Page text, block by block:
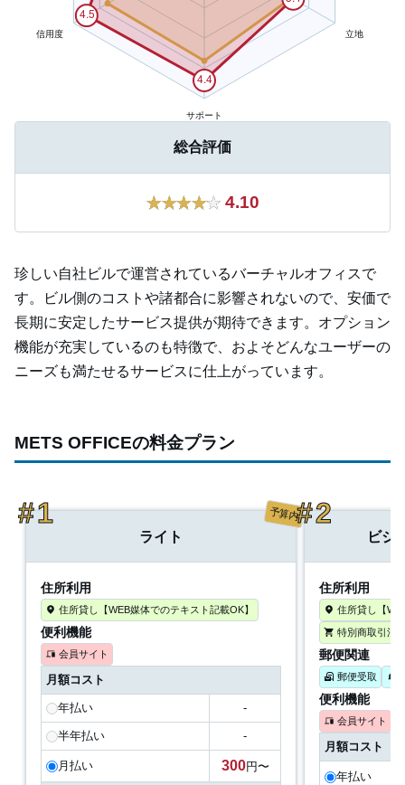
総合評価
4.10
珍しい自社ビルで運営されているバーチャルオフィスで
す。ビル側のコストや諸都合に影響されないので、安価で
長期に安定したサービス提供が期待できます。オプション
機能が充実しているのも特徴で、およそどんなユーザーの
ニーズも満たせるサービスに仕上がっています。
METS OFFICEの料金プラン
予算内
ライト
住所利用
住所貸し【WEB媒体でのテキスト記載OK】
便利機能
会員サイト
月額コスト
年払い -
半年払い -
月払い 300円〜
ビジ
住所利用
住所貸し【
特別商取引法
郵便関連
郵便受取
便利機能
会員サイト
月額コスト
年払い